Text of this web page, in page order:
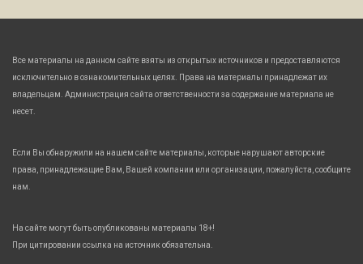
Все материалы на данном сайте взяты из открытых источников и предоставляются
исключительно в ознакомительных целях. Права на материалы принадлежат их
владельцам. Администрация сайта ответственности за содержание материала не
несет.
Если Вы обнаружили на нашем сайте материалы, которые нарушают авторские
права, принадлежащие Вам, Вашей компании или организации, пожалуйста, сообщите
нам.
На сайте могут быть опубликованы материалы 18+!
При цитировании ссылка на источник обязательна.